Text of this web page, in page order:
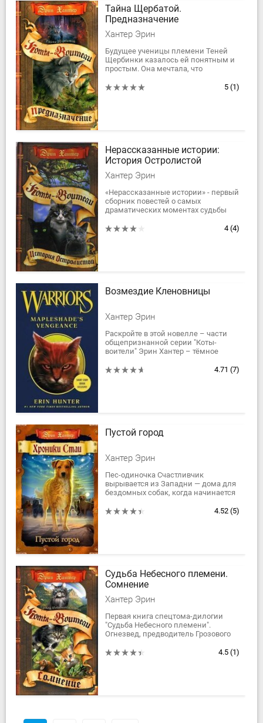
Тайна Щербатой.
Предназначение
Хантер Эрин
Будущее ученицы племени Теней
Щербинки казалось ей понятным и
простым. Она мечтала, что
умелой воительницей племени, но
5 (1)
Нерассказанные истории:
История Остролистой
Хантер Эрин
«Нерассказанные истории» - первый
сборник повестей о самых
драматических моментах судьбы
воители».
4 (4)
Возмездие Кленовницы
Хантер Эрин
Раскройте в этой новелле – части
общепризнанной серии "Коты-
воители" Эрин Хантер – тёмное
вероломных кошек Сумрачного леса.
4.71 (7)
Пустой город
Хантер Эрин
Пес-одиночка Счастливчик
вырывается из Западни — дома для
бездомных собак, когда начинается
разрушенном и обезлюдевшем4.52 (5)
Судьба Небесного племени.
Сомнение
Хантер Эрин
Первая книга спецтома-дилогии
"Судьба Небесного племени".
Огнезвед, предводитель Грозового
воссоздал некогда изгнанное
4.5 (1)